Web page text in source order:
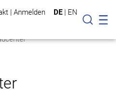
| Anmelden DE | EN
Suche